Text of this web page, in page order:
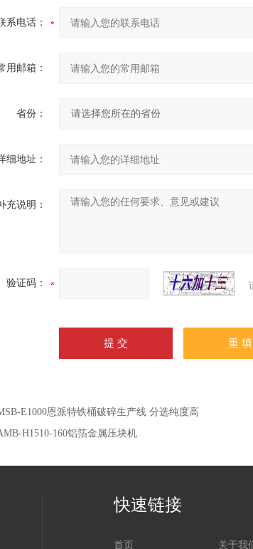
系电话：
用邮箱：
省份：
细地址：
充说明：
验证码：
E1000恩派特铁桶破碎生产线 分选纯度高
H1510-160铝箔金属压块机
快速链接
首页 关于我